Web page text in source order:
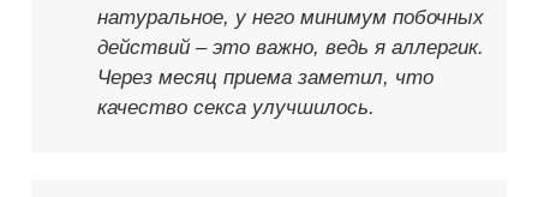
натуральное, у него минимум побочных
действий – это важно, ведь я аллергик.
Через месяц приема заметил, что
качество секса улучшилось.